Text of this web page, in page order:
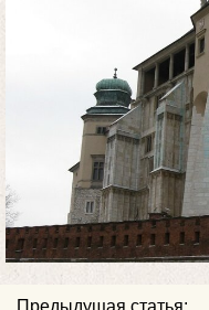
Предыдущая статья: